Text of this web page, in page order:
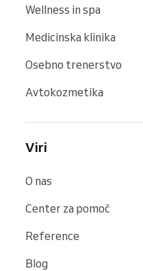
Wellness in spa
Medicinska klinika
Osebno trenerstvo
Avtokozmetika
Viri
O nas
Center za pomoč
Reference
Blog